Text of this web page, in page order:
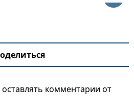
комментарии от